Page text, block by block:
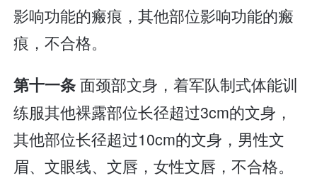
影响功能的瘢痕，其他部位影响功能的瘢
痕，不合格。
第十一条面颈部文身，着军队制式体能训
练服其他裸露部位长径超过3cm的文身，
其他部位长径超过10cm的文身，男性文
眉、文眼线、文唇，女性文唇，不合格。